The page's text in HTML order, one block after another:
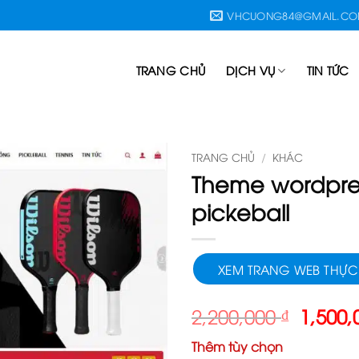
TRANG CHỦ DỊCH VỤ TIN TỨC
TRANG CHỦ / KHÁC
Theme
pickeball
XEM TRANG WEB
2,200,000₫ Giá
gốc
Thêm tùy chọn